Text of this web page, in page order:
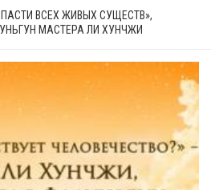
ВСЕХ ЖИВЫХ СУЩЕСТВ»,
МАСТЕРА ЛИ ХУНЧЖИ